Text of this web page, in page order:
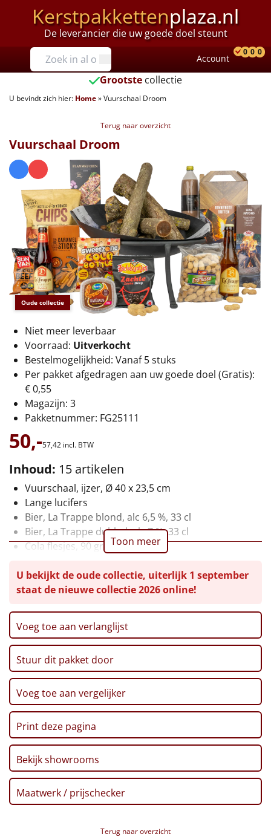
Kerstpakkettenplaza.nl
De leverancier die uw goede doel steunt
Prijzen
Tot €25
€25 tot €35
€40 tot €45
€45 tot €50
€50 tot €55
€55 tot €75
€75 tot €100
€100 en hoger
Alle kerstpakketten 2026
Thema
Origineel
Rituals
Luxe
Mannen
Vrouwen
Duurzaam
Goedkope
Uniek
Alle thema's
Artikel
Hitster NIEUW
Pizzarette
Tas
Wake up light
NIEUW
Account
0 0 0
Grootste collectie
U bevindt zich hier: Home»Vuurschaal Droom
Terug naar overzicht
Oude collectie
Vuurschaal Droom
Niet meer leverbaar
Voorraad: Uitverkocht
Bestelmogelijkheid: Vanaf 5 stuks
Per pakket afgedragen aan uw goede doel (Gratis):
€ 0,55
Magazijn: 3
Pakketnummer: FG25111
50,-57,42 incl. BTW
Inhoud: 15 artikelen
Vuurschaal, ijzer, Ø 40 x 23,5 cm
Lange lucifers
Bier, La Trappe blond, alc 6,5 %, 33 cl
Bier, La Trappe dubbel, alc 7 %, 33 cl
Cola flesjes, 90 gr
Noodles, beef, 65 gr
Chocomelk, 500 ml
Doppinda's, 200 gr
Fingers salted caramel, 100 gr
Marshmallows BBQ set, 250 gr
Flammkuchen mix, 250 gr
Verpakt in een feestelijke kerstdoos, 50 x 50 x 25 cm
Toon meer
U bekijkt de oude collectie, uiterlijk 1 september
staat de nieuwe collectie 2026 online!
Voeg toe aan verlanglijst
Stuur dit pakket door
Voeg toe aan vergelijker
Print deze pagina
Bekijk showrooms
Maatwerk / prijschecker
Terug naar overzicht